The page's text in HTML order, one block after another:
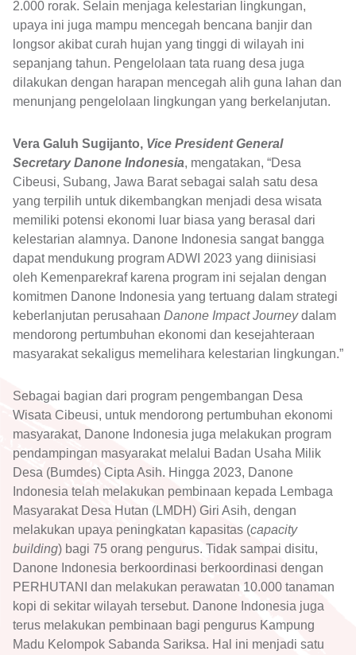
2.000 rorak. Selain menjaga kelestarian lingkungan,
upaya ini juga mampu mencegah bencana banjir dan
longsor akibat curah hujan yang tinggi di wilayah ini
sepanjang tahun. Pengelolaan tata ruang desa juga
dilakukan dengan harapan mencegah alih guna lahan dan
menunjang pengelolaan lingkungan yang berkelanjutan.
Vera Galuh Sugijanto, Vice President General
Secretary Danone Indonesia, mengatakan, “Desa
Cibeusi, Subang, Jawa Barat sebagai salah satu desa
yang terpilih untuk dikembangkan menjadi desa wisata
memiliki potensi ekonomi luar biasa yang berasal dari
kelestarian alamnya. Danone Indonesia sangat bangga
dapat mendukung program ADWI 2023 yang diinisiasi
oleh Kemenparekraf karena program ini sejalan dengan
komitmen Danone Indonesia yang tertuang dalam strategi
keberlanjutan perusahaan Danone Impact Journeydalam
mendorong pertumbuhan ekonomi dan kesejahteraan
masyarakat sekaligus memelihara kelestarian lingkungan.”
Sebagai bagian dari program pengembangan Desa
Wisata Cibeusi, untuk mendorong pertumbuhan ekonomi
masyarakat, Danone Indonesia juga melakukan program
pendampingan masyarakat melalui Badan Usaha Milik
Desa (Bumdes) Cipta Asih. Hingga 2023, Danone
Indonesia telah melakukan pembinaan kepada Lembaga
Masyarakat Desa Hutan (LMDH) Giri Asih, dengan
melakukan upaya peningkatan kapasitas (capacity
building) bagi 75 orang pengurus. Tidak sampai disitu,
Danone Indonesia berkoordinasi berkoordinasi dengan
PERHUTANI dan melakukan perawatan 10.000 tanaman
kopi di sekitar wilayah tersebut. Danone Indonesia juga
terus melakukan pembinaan bagi pengurus Kampung
Madu Kelompok Sabanda Sariksa. Hal ini menjadi satu